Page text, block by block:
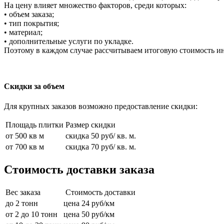
На цену влияет множество факторов, среди которых:
• объем заказа;
• тип покрытия;
• материал;
• дополнительные услуги по укладке.
Поэтому в каждом случае рассчитываем итоговую стоимость
Скидки за объем
Для крупных заказов возможно предоставление скидки:
Площадь плитки Размер скидки
от 500 кв м
скидка 50 руб/ кв. м.
от 700 кв м
скидка 70 руб/ кв. м.
Стоимость доставки заказа
Вес заказа
Стоимость доставки
до 2 тонн
цена 24 руб/км
от 2 до 10 тонн
цена 50 руб/км